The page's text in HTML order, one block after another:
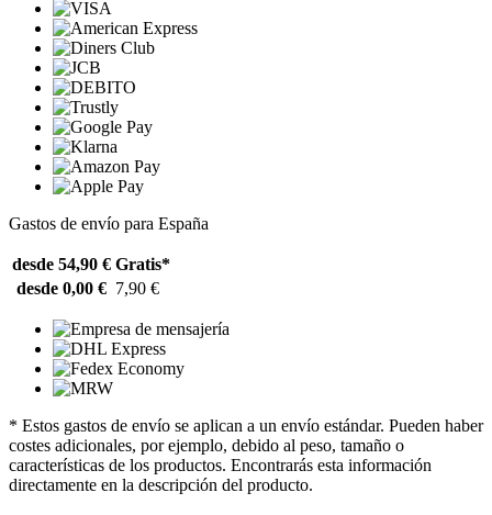
Gastos de envío para España
desde 54,90 € Gratis*
desde 0,00 € 7,90 €
* Estos gastos de envío se aplican a un envío estándar. Pueden haber
costes adicionales, por ejemplo, debido al peso, tamaño o
características de los productos. Encontrarás esta información
directamente en la descripción del producto.